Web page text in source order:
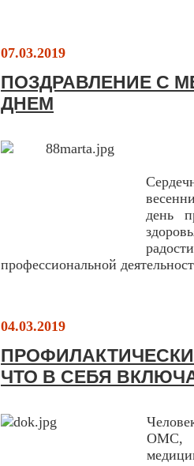
07.03.2019
ПОЗДРАВЛЕНИЕ С
ДНЕМ
день
профессиональной
04.03.2019
ЧТО В СЕБЯ
ОМС,